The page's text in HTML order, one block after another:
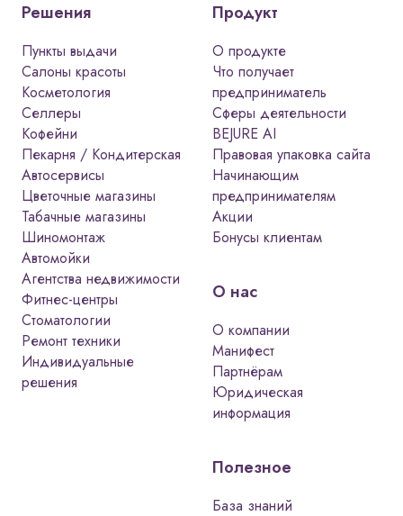
сервис не падает даже в сложные
времена. Но между подписанием
договора аренды и первым клиентом
лежит важный этап: оформление
документов. Салон красоты — это
бизнес с повышенными
требованиями к документации, и без
полного пакета разрешений
открываться попросту опасно.
Какие документы нужны
для открытия салона
красоты
Бьюти-индустрия относится к сфере
услуг, связанных со здоровьем и
внешностью людей. Поэтому
перечень документов для открытия
чем для обычной торговой точки.
Решения
Пункты выдачи
Салоны красоты
Косметология
Селлеры
Кофейни
Пекарня / Кондитерская
Автосервисы
Цветочные магазины
Табачные магазины
Шиномонтаж
Автомойки
Агентства недвижимости
Фитнес-центры
Стоматологии
Ремонт техники
Индивидуальные
решения
Продукт
О продукте
Что получает
предприниматель
Сферы деятельности
BEJURE AI
Правовая упаковка сайта
Начинающим
предпринимателям
Акции
Бонусы клиентам
О нас
О компании
Манифест
Партнёрам
Юридическая
информация
Полезное
База знаний